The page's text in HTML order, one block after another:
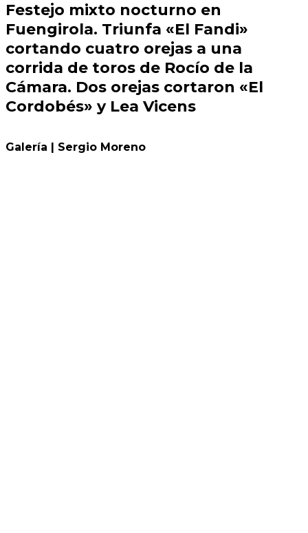
Festejo mixto nocturno en
Fuengirola. Triunfa «El Fandi»
cortando cuatro orejas a una
corrida de toros de Rocío de la
Cámara. Dos orejas cortaron «El
Cordobés» y Lea Vicens
Galería | Sergio Moreno